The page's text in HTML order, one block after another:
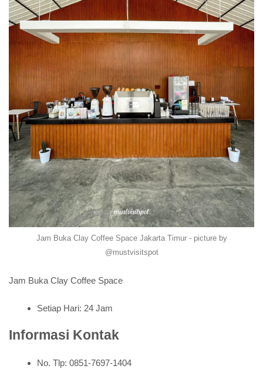
Jam Buka Clay Coffee Space Jakarta Timur - picture by
@mustvisitspot
Jam Buka Clay Coffee Space
Setiap Hari: 24 Jam
Informasi Kontak
No. Tlp: 0851-7697-1404